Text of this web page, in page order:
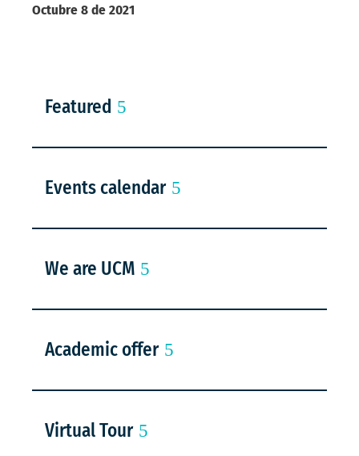
Octubre 8 de 2021
Featured
Events calendar
We are UCM
Academic offer
Virtual Tour